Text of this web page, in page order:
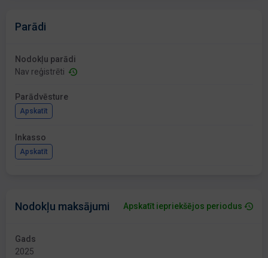
Parādi
Nodokļu parādi
Nav reģistrēti
Parādvēsture
Apskatīt
Inkasso
Apskatīt
Nodokļu maksājumi Apskatīt iepriekšējos periodus
Gads
2025